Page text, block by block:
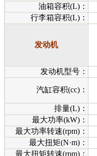
油箱容积(L)：
行李箱容积(L)：
发动机
发动机型号：
汽缸容积(cc)：
排量(L)：
最大功率(kW)：
最大功率转速(rpm)：
最大扭矩(N·m)：
最大扭矩转速(rpm)：